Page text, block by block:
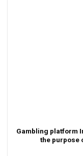
Gambling platform
the purpose